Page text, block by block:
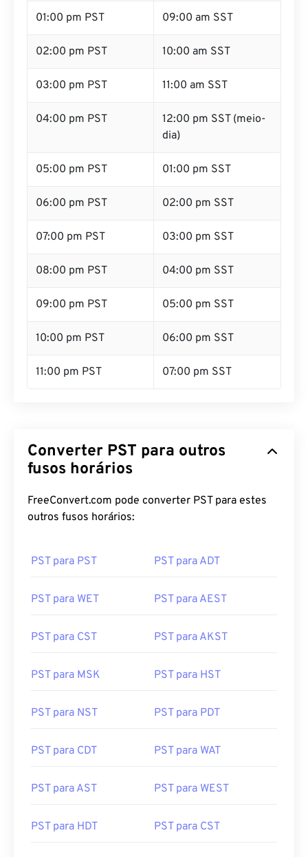
01:00 pm PST 09:00 am SST
02:00 pm PST 10:00 am SST
03:00 pm PST 11:00 am SST
04:00 pm PST
12:00 pm SST (meio-
dia)
05:00 pm PST 01:00 pm SST
06:00 pm PST 02:00 pm SST
07:00 pm PST 03:00 pm SST
08:00 pm PST 04:00 pm SST
09:00 pm PST 05:00 pm SST
10:00 pm PST 06:00 pm SST
11:00 pm PST 07:00 pm SST
Converter PST para outros
fusos horários
FreeConvert.com pode converter PST para estes
outros fusos horários:
PST para PST PST para ADT
PST para WET PST para AEST
PST para CST PST para AKST
PST para MSK PST para HST
PST para NST PST para PDT
PST para CDT PST para WAT
PST para AST PST para WEST
PST para HDT PST para CST